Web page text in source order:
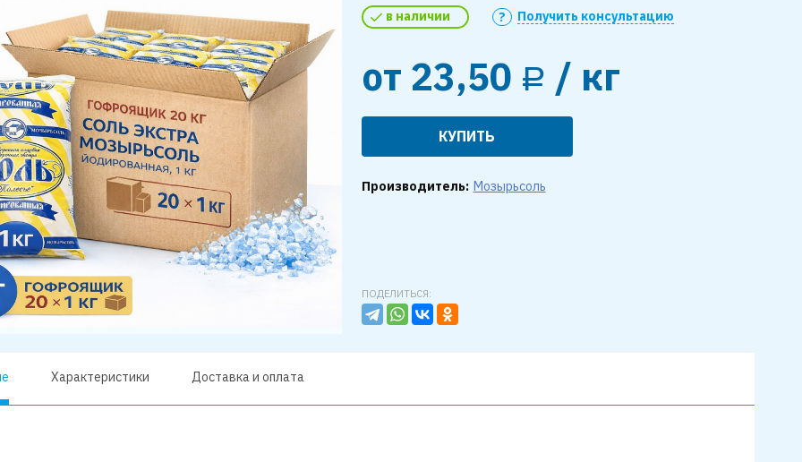
в наличии Получить консультацию
от 23,50 Р / кг
КУПИТЬ
Производитель: Мозырьсоль
ПОДЕЛИТЬСЯ:
Характеристики Доставка и оплата